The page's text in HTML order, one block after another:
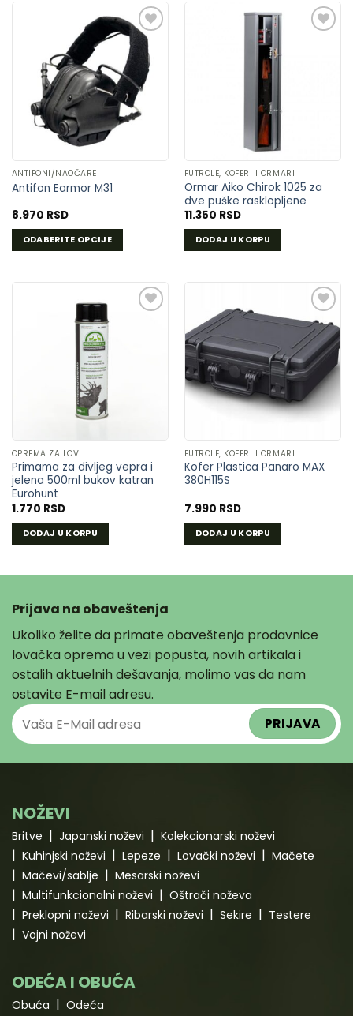
DODAJ
U
LISTU
ŽELJA
ANTIFONI/NAOČARE
Antifon Earmor M31
8.970 RSD
ODABERITE OPCIJE
proizvoda.
FUTROLE, KOFERI I ORMARI
Ormar Aiko Chirok 1025 za
dve puške rasklopljene
11.350 RSD
DODAJ U KORPU
OPREMA ZA LOV
Primama za divljeg vepra i
jelena 500ml bukov katran
Eurohunt
1.770 RSD
DODAJ U KORPU
DODAJ
U
LISTU
ŽELJA
FUTROLE, KOFERI I ORMARI
Kofer Plastica Panaro MAX
380H115S
7.990 RSD
DODAJ U KORPU
Prijava na obaveštenja
Ukoliko želite da primate obaveštenja prodavnice
lovačka oprema u vezi popusta, novih artikala i
ostalih aktuelnih dešavanja, molimo vas da nam
ostavite E-mail adresu.
NOŽEVI
Britve Japanski noževi
Kolekcionarski noževi
Kuhinjski noževi
Lepeze Lovački noževi
Mačete
Mačevi/sablje
Mesarski noževi
Multifunkcionalni noževi
Oštrači noževa
Preklopni noževi
Ribarski noževi Sekire
Testere
Vojni noževi
ODEĆA I OBUĆA
Obuća Odeća